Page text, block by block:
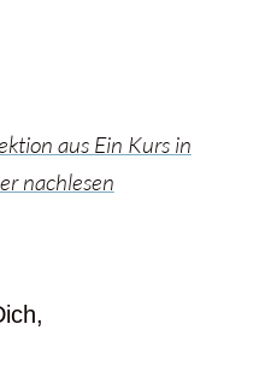
aus Ein Kurs in
nachlesen